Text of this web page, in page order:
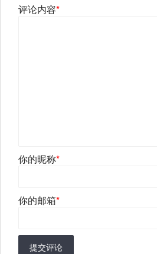
评论内容*
你的昵称*
你的邮箱*
提交评论